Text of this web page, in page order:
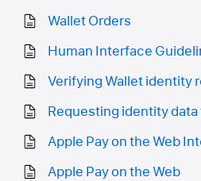
Wallet Orders
Human Interface
Verifying Wallet identity
Requesting identity data
Apple Pay on the Web
Apple Pay on the Web